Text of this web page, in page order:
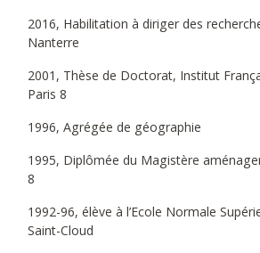
2016, Habilitation à diriger des
Nanterre
2001, Thèse de Doctorat, Institut
Paris 8
1996, Agrégée de géographie
1995, Diplômée du Magistère
8
1992-96, élève à l’Ecole Normale
Saint-Cloud